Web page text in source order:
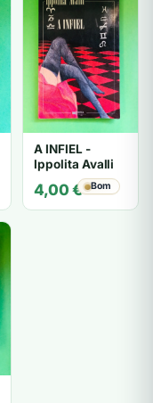
A INFIEL -
Ippolita Avalli
4,00€ Bom